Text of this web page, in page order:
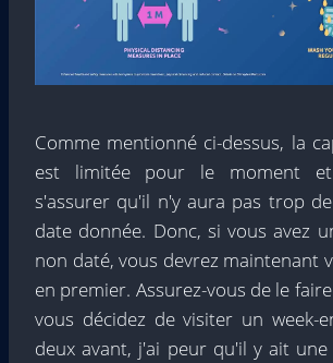
Comme mentionné ci-dessus, la
est limitée pour le moment
s'assurer qu'il n'y aura pas trop
date donnée. Donc, si vous avez
non daté, vous devrez maintenant
en premier. Assurez-vous de le
vous décidez de visiter un week-
deux avant, j'ai peur qu'il y ait